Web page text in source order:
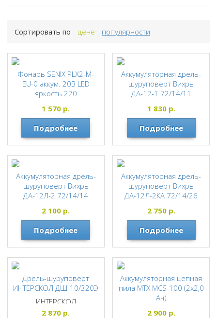
Сортировать по цене популярности
Фонарь SENIX PLX2-M-
EU-0 аккум. 20В LED
яркость 220
ь работы - 25ч. (5Ач
батарея) БЕЗ АКБ, З/У
(КОРОБКА)
SENIX
1 570 р.
Подробнее
Аккумуляторная дрель-
шуруповерт Вихрь
ДА-12-1 72/14/11
ВИХРЬ
1 830р.
Подробнее
Аккумуляторная дрель-
шуруповерт Вихрь
ДА-12Л-2 72/14/14
ВИХРЬ
2 100 р.
Подробнее
Аккумуляторная дрель-
шуруповерт Вихрь
ДА-12Л-2КА 72/14/26
ВИХРЬ
2 750р.
Подробнее
Дрель-шуруповерт
ИНТЕРСКОЛ ДШ-10/320Э
ИНТЕРСКОЛ
2 870 р.
Аккумуляторная цепная
пила MTX MCS-100 (2х2,0
Ач)
МТХ
2 900р.